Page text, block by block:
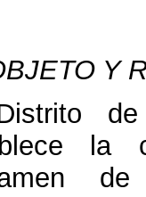
Y
de
la